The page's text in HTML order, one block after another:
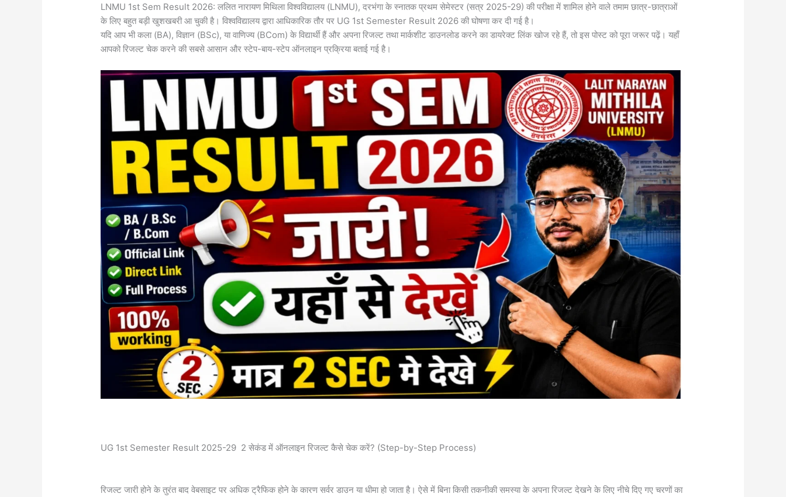
​LNMU 1st Sem Result 2026: ललित नारायण मिथिला विश्वविद्यालय (LNMU), दरभंगा के स्नातक प्रथम सेमेस्टर (सत्र 2025-29) की परीक्षा में शामिल होने वाले तमाम छात्र-छात्राओं
के लिए बहुत बड़ी खुशखबरी आ चुकी है। विश्वविद्यालय द्वारा आधिकारिक तौर पर UG 1st Semester Result 2026 की घोषणा कर दी गई है।
​यदि आप भी कला (BA), विज्ञान (BSc), या वाणिज्य (BCom) के विद्यार्थी हैं और अपना रिजल्ट तथा मार्कशीट डाउनलोड करने का डायरेक्ट लिंक खोज रहे हैं, तो इस पोस्ट को पूरा जरूर पढ़ें। यहाँ
आपको रिजल्ट चेक करने की सबसे आसान और स्टेप-बाय-स्टेप ऑनलाइन प्रक्रिया बताई गई है।
UG 1st Semester Result 2025-29 2 सेकंड में ऑनलाइन रिजल्ट कैसे चेक करें? (Step-by-Step Process)
​रिजल्ट जारी होने के तुरंत बाद वेबसाइट पर अधिक ट्रैफिक होने के कारण सर्वर डाउन या धीमा हो जाता है। ऐसे में बिना किसी तकनीकी समस्या के अपना रिजल्ट देखने के लिए नीचे दिए गए चरणों का